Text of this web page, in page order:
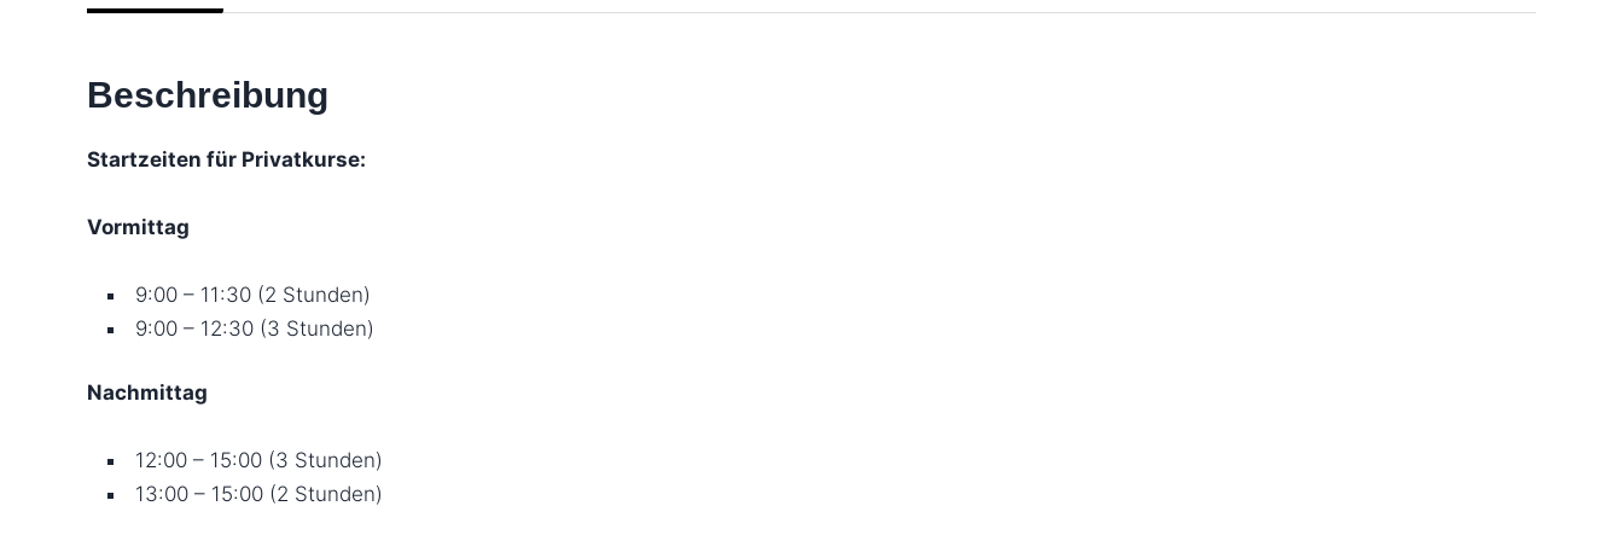
Beschreibung
Startzeiten für Privatkurse:
Vormittag
9:00 – 11:30 (2 Stunden)
9:00 – 12:30 (3 Stunden)
Nachmittag
12:00 – 15:00 (3 Stunden)
13:00 – 15:00 (2 Stunden)